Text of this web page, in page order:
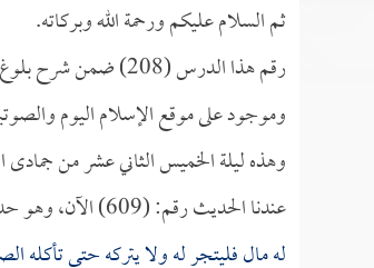
ثم السلام عليكم ورحمة الله وبركاته.
رقم هذا الدرس
وموجود على موقع الإسلام اليوم
وهذه ليلة الخميس الثاني عشر من جمادى الآخرة من سنة:
عندنا الحديث رقم: (609) الآن، وهو حديث عَنْ
له مال فليتجر له ولا يتركه حتى تأكله